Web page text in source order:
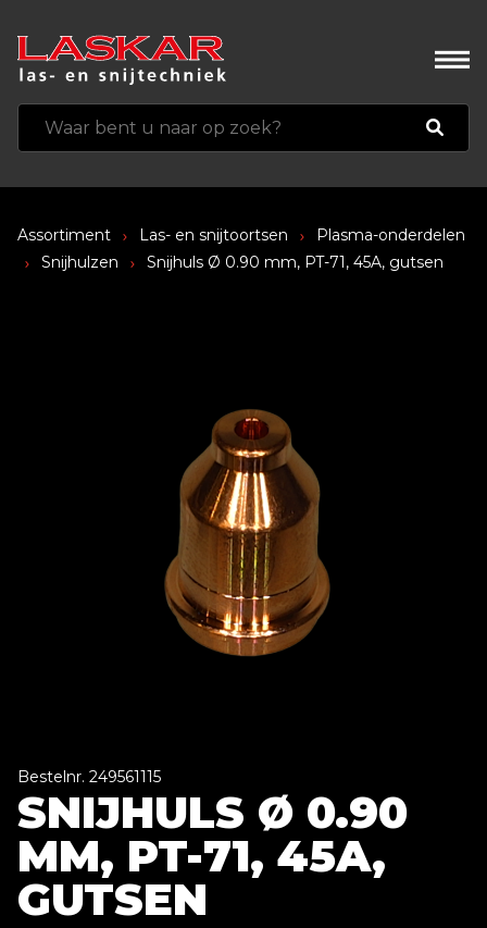
Assortiment Las- en snijtoortsen
Plasma-onderdelen
Snijhulzen
Snijhuls Ø 0.90 mm, PT-71, 45A, gutsen
Bestelnr. 249561115
SNIJHULS Ø 0.90
MM, PT-71, 45A,
GUTSEN